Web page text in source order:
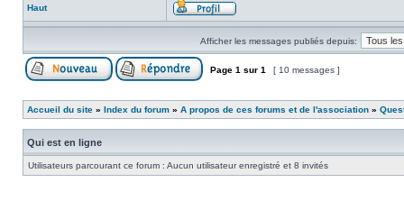
Haut
Afficher les messages publiés depuis:
Page 1 sur 1 [ 10 messages ]
Accueil du site » Index du forum » A propos de ces forums et de l'association »
Qui est en ligne
Utilisateurs parcourant ce forum : Aucun utilisateur enregistré et 8 invités